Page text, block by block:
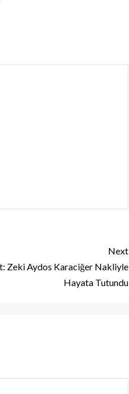
Next
Zeki Aydos Karaciğer Nakliyle
Hayata Tutundu